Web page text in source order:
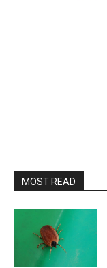
MOST READ